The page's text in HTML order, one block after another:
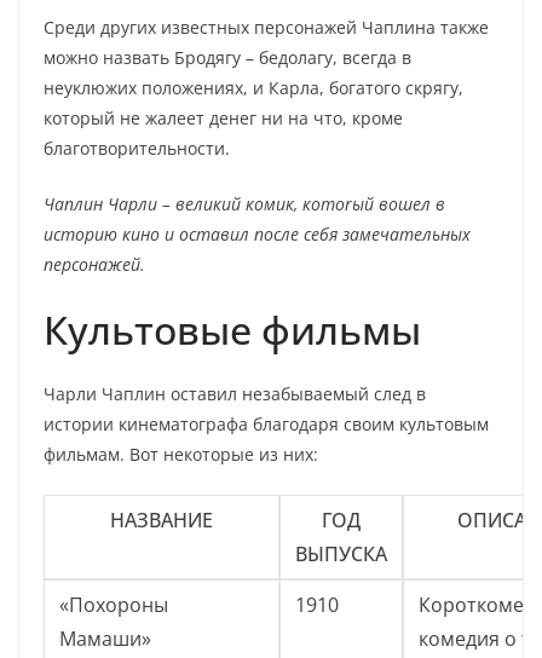
Среди других известных персонажей Чаплина также
можно назвать Бродягу – бедолагу, всегда в
неуклюжих положениях, и Карла, богатого скрягу,
который не жалеет денег ни на что, кроме
благотворительности.
Чаплин Чарли – великий комик, котоrый вошел в
историю кино и оставил после себя замечательных
персонажей.
Культовые фильмы
Чарли Чаплин оставил незабываемый след в
истории кинематографа благодаря своим культовым
фильмам. Вот некоторые из них:
НАЗВАНИЕ
ГОД
ВЫПУСКА
«Похороны
Мамаши»
1910
комедия о